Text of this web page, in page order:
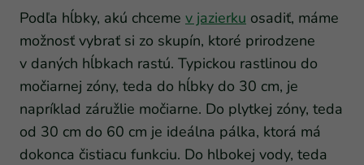
Podľa hĺbky, akú chceme v jazierku osadiť, máme
možnosť vybrať si zo skupín, ktoré prirodzene
v daných hĺbkach rastú. Typickou rastlinou do
močiarnej zóny, teda do hĺbky do 30 cm, je
napríklad záružlie močiarne. Do plytkej zóny, teda
od 30 cm do 60 cm je ideálna pálka, ktorá má
dokonca čistiacu funkciu. Do hlbokej vody, teda